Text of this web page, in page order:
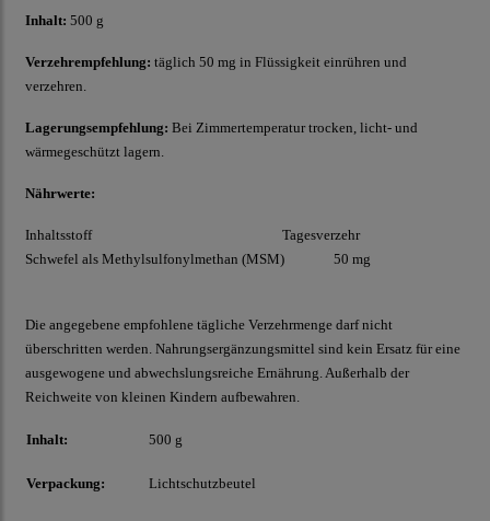
Inhalt: 500 g
Verzehrempfehlung: täglich 50 mg in Flüssigkeit einrühren und
verzehren.
Lagerungsempfehlung: Bei Zimmertemperatur trocken, licht- und
wärmegeschützt lagern.
Nährwerte:
InhaltsstoffTagesverzehr
Schwefel als Methylsulfonylmethan (MSM) 50 mg
Die angegebene empfohlene tägliche Verzehrmenge darf nicht
überschritten werden. Nahrungsergänzungsmittel sind kein Ersatz für eine
ausgewogene und abwechslungsreiche Ernährung. Außerhalb der
Reichweite von kleinen Kindern aufbewahren.
Inhalt: 500 g
Verpackung: Lichtschutzbeutel